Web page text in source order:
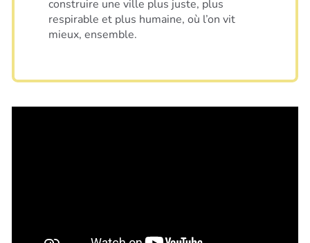
construire une ville plus juste, plus
respirable et plus humaine, où l’on vit
mieux, ensemble.